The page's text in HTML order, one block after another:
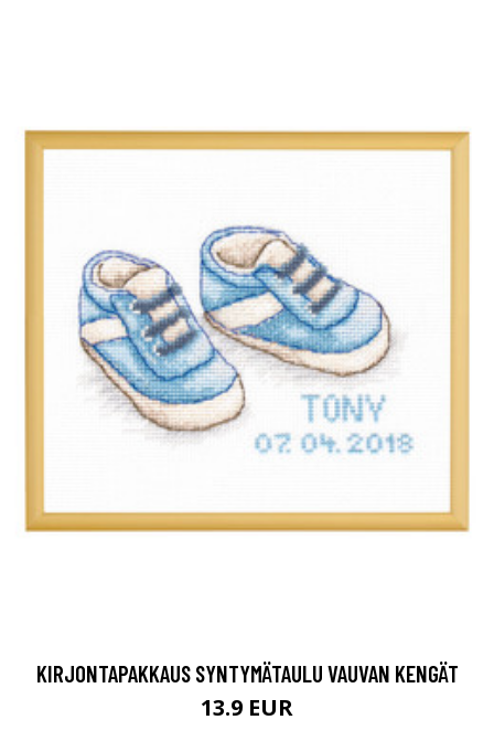
KIRJONTAPAKKAUS SYNTYMÄTAULU VAUVAN KENGÄT
13.9 EUR